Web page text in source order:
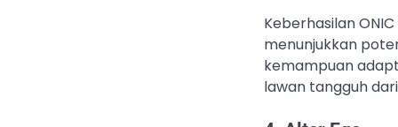
Keberhasilan
menunjukkan
kemampuan
lawan tangguh